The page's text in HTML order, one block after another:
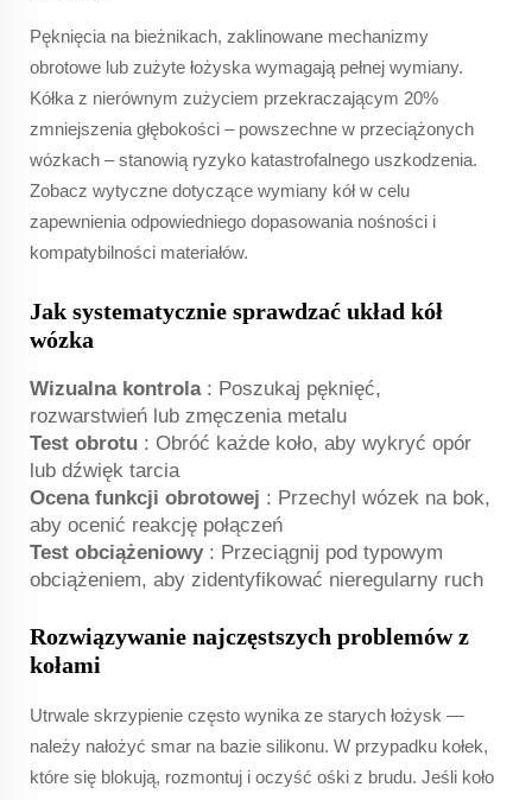
Pęknięcia na bieżnikach, zaklinowane mechanizmy
obrotowe lub zużyte łożyska wymagają pełnej wymiany.
Kółka z nierównym zużyciem przekraczającym 20%
zmniejszenia głębokości – powszechne w przeciążonych
wózkach – stanowią ryzyko katastrofalnego uszkodzenia.
Zobacz wytyczne dotyczące wymiany kół w celu
zapewnienia odpowiedniego dopasowania nośności i
kompatybilności materiałów.
Jak systematycznie sprawdzać układ kół
wózka
Wizualna kontrola : Poszukaj pęknięć,
rozwarstwień lub zmęczenia metalu
Test obrotu : Obróć każde koło, aby wykryć opór
lub dźwięk tarcia
Ocena funkcji obrotowej : Przechyl wózek na bok,
aby ocenić reakcję połączeń
Test obciążeniowy : Przeciągnij pod typowym
obciążeniem, aby zidentyfikować nieregularny ruch
Rozwiązywanie najczęstszych problemów z
kołami
Utrwale skrzypienie często wynika ze starych łożysk —
należy nałożyć smar na bazie silikonu. W przypadku kołek,
które się blokują, rozmontuj i oczyść ośki z brudu. Jeśli koło